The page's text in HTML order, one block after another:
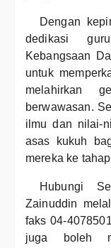
Dengan
dedikasi
Kebangsaan
untuk
melahirkan
berwawasan.
ilmu dan nilai-
asas kukuh
mereka ke
Hubungi
Zainuddin
faks 04-
juga boleh